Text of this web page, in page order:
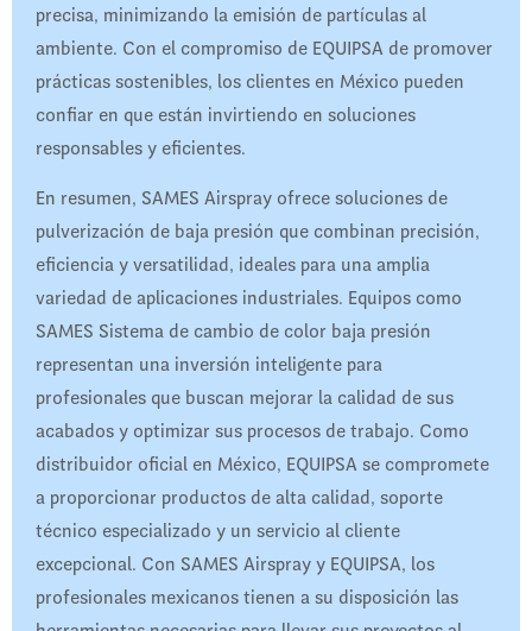
precisa, minimizando la emisión de partículas al
ambiente. Con el compromiso de EQUIPSA de promover
prácticas sostenibles, los clientes en México pueden
confiar en que están invirtiendo en soluciones
responsables y eficientes.​
En resumen, SAMES Airspray ofrece soluciones de
pulverización de baja presión que combinan precisión,
eficiencia y versatilidad, ideales para una amplia
variedad de aplicaciones industriales. Equipos como
SAMES Sistema de cambio de color baja presión
representan una inversión inteligente para
profesionales que buscan mejorar la calidad de sus
acabados y optimizar sus procesos de trabajo. Como
distribuidor oficial en México, EQUIPSA se compromete
a proporcionar productos de alta calidad, soporte
técnico especializado y un servicio al cliente
excepcional. Con SAMES Airspray y EQUIPSA, los
profesionales mexicanos tienen a su disposición las